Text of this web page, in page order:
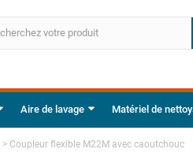
Aire de lavage Matériel de
> Coupleur flexible M22M avec caoutchouc